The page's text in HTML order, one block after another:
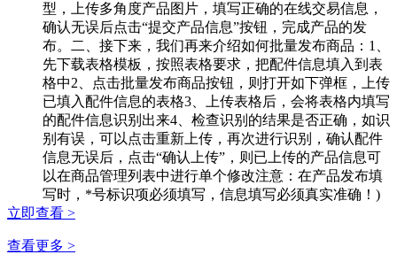
型，上传多角度产品图片，填写正确的在线交易信息，
确认无误后点击“提交产品信息”按钮，完成产品的发
布。二、接下来，我们再来介绍如何批量发布商品：1、
先下载表格模板，按照表格要求，把配件信息填入到表
格中2、点击批量发布商品按钮，则打开如下弹框，上传
已填入配件信息的表格3、上传表格后，会将表格内填写
的配件信息识别出来4、检查识别的结果是否正确，如识
别有误，可以点击重新上传，再次进行识别，确认配件
信息无误后，点击“确认上传”，则已上传的产品信息可
以在商品管理列表中进行单个修改注意：在产品发布填
写时，*号标识项必须填写，信息填写必须真实准确！)
立即查看 >
查看更多 >